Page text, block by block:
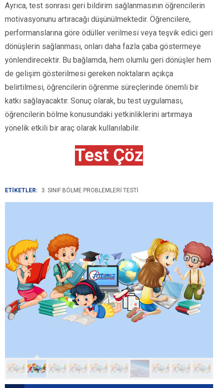
Ayrıca, test sonrası geri bildirim sağlanmasının öğrencilerin
motivasyonunu artıracağı düşünülmektedir. Öğrencilere,
performanslarına göre ödüller verilmesi veya teşvik edici geri
dönüşlerin sağlanması, onları daha fazla çaba göstermeye
yönlendirecektir. Bu bağlamda, hem olumlu geri dönüşler hem
de gelişim gösterilmesi gereken noktaların açıkça
belirtilmesi, öğrencilerin öğrenme süreçlerinde önemli bir
katkı sağlayacaktır. Sonuç olarak, bu test uygulaması,
öğrencilerin bölme konusundaki yetkinliklerini artırmaya
yönelik etkili bir araç olarak kullanılabilir.
Test Çöz
ETİKETLER: 3. SINIF BÖLME PROBLEMLERI TESTI